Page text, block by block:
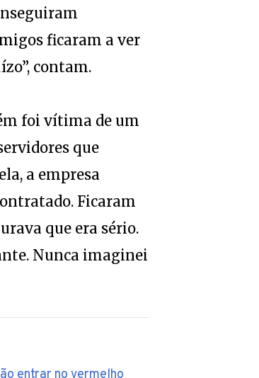
ficaram a ver
contam.
que
a empresa
Ficaram
que era sério.
Nunca imaginei